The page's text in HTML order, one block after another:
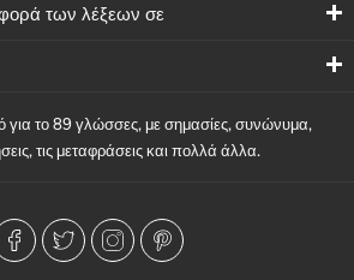
των λέξεων σε
για το 89 γλώσσες, με σημασίες, συνώνυμα,
τις μεταφράσεις και πολλά άλλα.